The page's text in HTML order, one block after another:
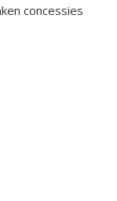
concessies